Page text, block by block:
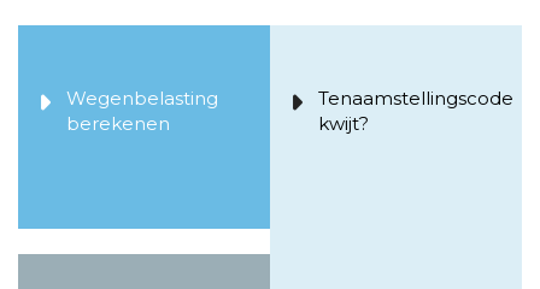
Wegenbelasting
berekenen
Tenaamstellingscode
kwijt?